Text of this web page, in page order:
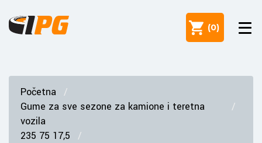
(0)
Početna
Gume za sve sezone za kamione i teretna
vozila
235 75 17,5